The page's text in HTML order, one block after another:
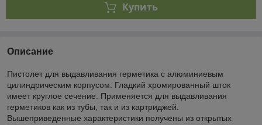
Купить
Описание
Пистолет для выдавливания герметика с алюминиевым
цилиндрическим корпусом. Гладкий хромированный шток
имеет круглое сечение. Применяется для выдавливания
герметиков как из тубы, так и из картриджей.
Вышеприведенные характеристики получены из открытых